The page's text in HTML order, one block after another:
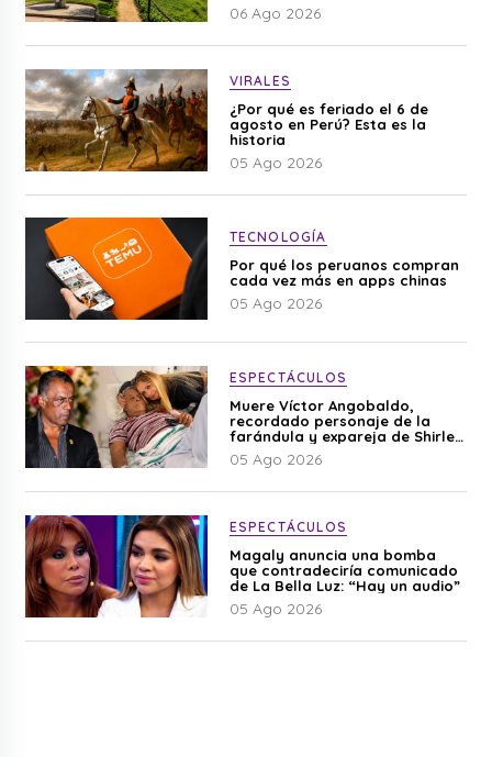
06 Ago 2026
VIRALES
¿Por qué es feriado el 6 de
agosto en Perú? Esta es la
historia
05 Ago 2026
TECNOLOGÍA
Por qué los peruanos compran
cada vez más en apps chinas
05 Ago 2026
ESPECTÁCULOS
Muere Víctor Angobaldo,
recordado personaje de la
farándula y expareja de Shirley
Cherres
05 Ago 2026
ESPECTÁCULOS
Magaly anuncia una bomba
que contradeciría comunicado
de La Bella Luz: “Hay un audio”
05 Ago 2026